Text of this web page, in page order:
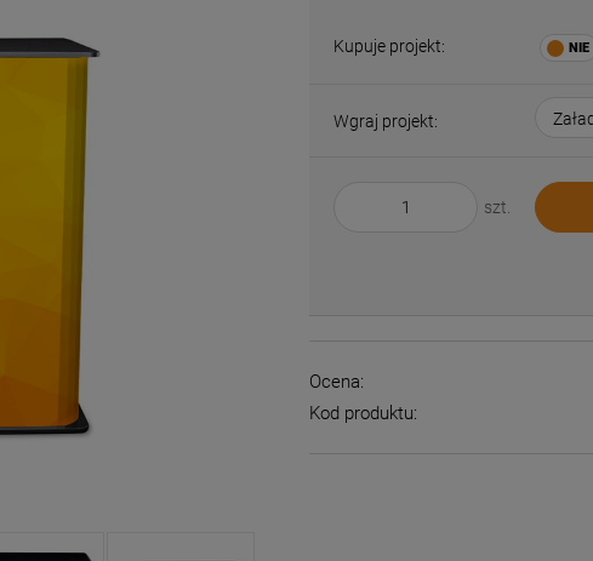
Kupuje projekt:
Wgraj projekt:
szt.
Ocena:
Kod produktu: